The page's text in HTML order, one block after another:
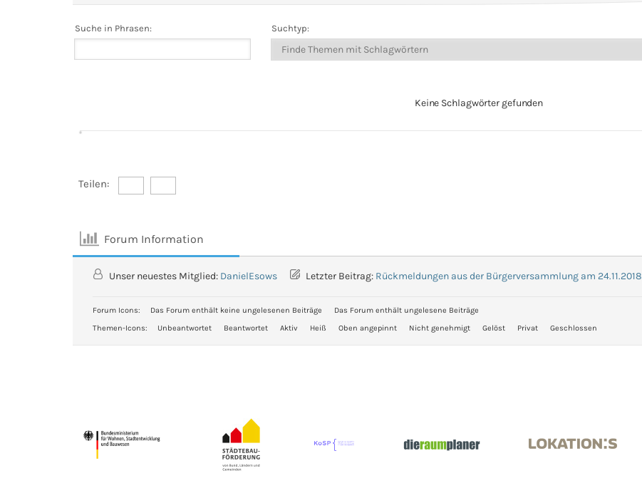
Suche in Phrasen: Suchtyp:
Keine Schlagwörter gefunden
Teilen:
Forum Information
Unser neuestes Mitglied: DanielEsows Letzter Beitrag: Rückmeldungen aus der Bürgerversammlung am 24.11.2018
Forum Icons: Das Forum enthält keine ungelesenen Beiträge
Das Forum enthält ungelesene Beiträge
Themen-Icons:
Unbeantwortet Beantwortet Aktiv Heiß Oben angepinnt Nicht genehmigt Gelöst Privat Geschlossen